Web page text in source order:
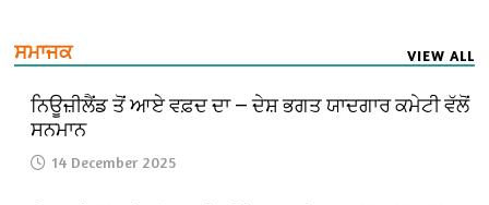
ਸਮਾਜਕ VIEW ALL
ਨਿਊਜ਼ੀਲੈਂਡ ਤੋਂ ਆਏ ਵਫ਼ਦ ਦਾ — ਦੇਸ਼ ਭਗਤ ਯਾਦਗਾਰ ਕਮੇਟੀ ਵੱਲੋਂ
ਸਨਮਾਨ
14 December 2025